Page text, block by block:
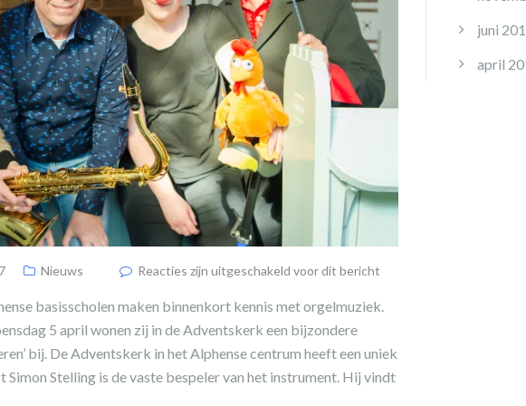
Nieuws Reacties zijn uitgeschakeld voor dit bericht
basisscholen maken binnenkort kennis met orgelmuziek.
5 april wonen zij in de Adventskerk een bijzondere
bij. De Adventskerk in het Alphense centrum heeft een uniek
Simon Stelling is de vaste bespeler van het instrument. Hij vindt
juni
april